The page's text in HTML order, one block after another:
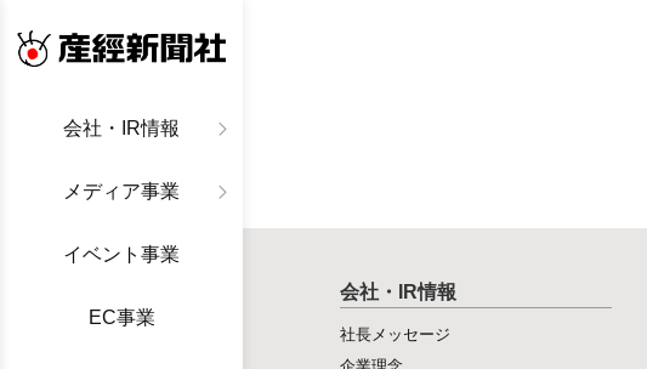
会社・IR情報
メディア事業
イベント事業
EC事業
会社・IR情報
社長メッセージ
企業理念